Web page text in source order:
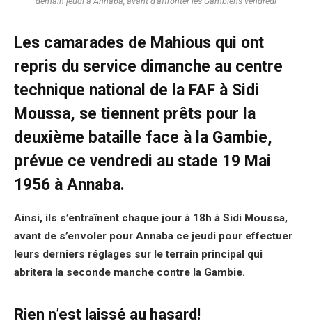
Les camarades de Mahious qui ont
repris du service dimanche au centre
technique national de la FAF à Sidi
Moussa, se tiennent prêts pour la
deuxième bataille face à la Gambie,
prévue ce vendredi au stade 19 Mai
1956 à Annaba.
Ainsi, ils s’entraînent chaque jour à 18h à Sidi Moussa,
avant de s’envoler pour Annaba ce jeudi pour effectuer
leurs derniers réglages sur le terrain principal qui
abritera la seconde manche contre la Gambie.
Rien n’est laissé au hasard!